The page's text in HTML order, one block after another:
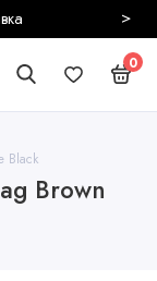
>
0
Black
Brown